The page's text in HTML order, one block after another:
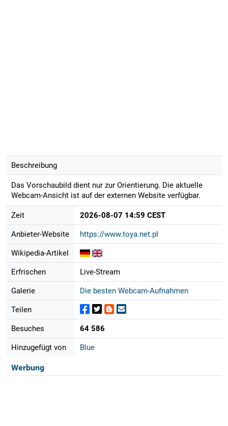
Beschreibung
Das Vorschaubild dient nur zur Orientierung. Die aktuelle
Webcam-Ansicht ist auf der externen Website verfügbar.
Zeit 2026-08-07 14:59 CEST
Anbieter-Website https://www.toya.net.pl
Wikipedia-Artikel
Erfrischen Live-Stream
Galerie Die besten Webcam-Aufnahmen
Teilen
Besuches 64 586
Hinzugefügt von Blue
Werbung